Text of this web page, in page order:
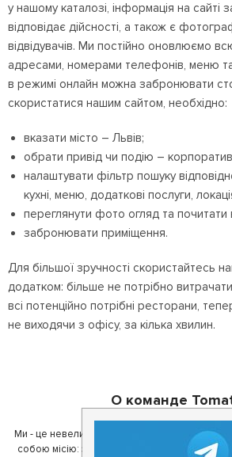
у нашому каталозі, інформація на сайті
відповідає дійсності, а також є
відвідувачів. Ми постійно оновлюємо
адресами, номерами телефонів, меню
в режимі онлайн можна забронювати
скористатися нашим сайтом, необхідно:
вказати місто – Львів;
обрати привід чи подію –
налаштувати фільтр пошуку
кухні, меню, додаткові послуги,
переглянути фото огляд та почитати
забронювати приміщення.
Для більшої зручності скористайтесь
додатком: більше не потрібно
всі потенційно потрібні ресторани,
не виходячи з офісу, за кілька хвилин.
О команде
Ми - це невелика команда ентузіастів з
собою місію: зробити так, щоб де б в